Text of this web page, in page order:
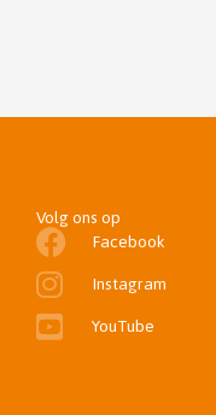
Volg ons op
Facebook
Instagram
YouTube